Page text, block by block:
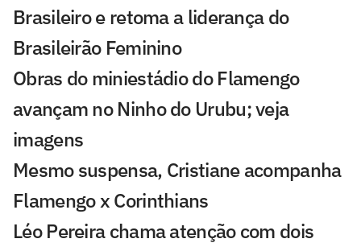
Brasileiro e retoma a liderança do
Brasileirão Feminino
Obras do miniestádio do Flamengo
avançam no Ninho do Urubu; veja
imagens
Mesmo suspensa, Cristiane acompanha
Flamengo x Corinthians
Léo Pereira chama atenção com dois